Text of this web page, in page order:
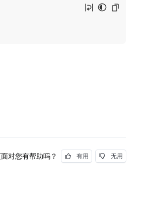
对您有帮助吗？ 有用 无用